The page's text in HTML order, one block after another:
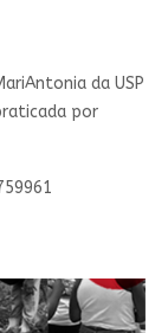
da USP
por